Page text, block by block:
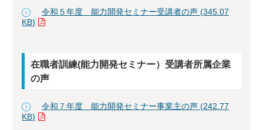
令和５年度 能力開発セミナー受講者の声 (345.07
KB)
在職者訓練(能力開発セミナー）受講者所属企業
の声
令和７年度 能力開発セミナー事業主の声 (242.77
KB)